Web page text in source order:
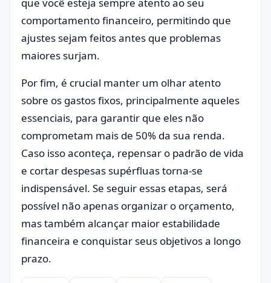
comportamento financeiro, permitindo que
ajustes sejam feitos antes que problemas
maiores surjam.
Por fim, é crucial manter um olhar atento
sobre os gastos fixos, principalmente aqueles
essenciais, para garantir que eles não
comprometam mais de 50% da sua renda.
Caso isso aconteça, repensar o padrão de vida
e cortar despesas supérfluas torna-se
indispensável. Se seguir essas etapas, será
possível não apenas organizar o orçamento,
mas também alcançar maior estabilidade
financeira e conquistar seus objetivos a longo
prazo.